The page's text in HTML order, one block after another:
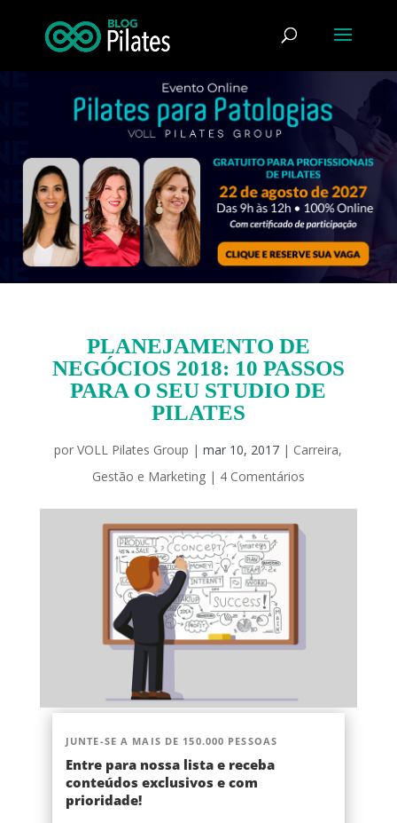
PLANEJAMENTO DE
NEGÓCIOS 2018: 10 PASSOS
PARA O SEU STUDIO DE
PILATES
porVOLL Pilates Group |mar 10, 2017 | Carreira,
Gestão e Marketing| 4 Comentários
JUNTE-SE A MAIS DE 150.000 PESSOAS
Entre para nossa lista e receba
conteúdos exclusivos e com
prioridade!